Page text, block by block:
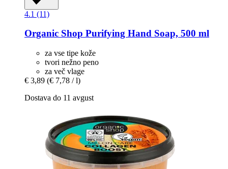
4.1 (11)
Organic Shop Purifying Hand Soap, 500 ml
za vse tipe kože
tvori nežno peno
za več vlage
€ 3,89 (€ 7,78 / l)
Dostava do 11 avgust